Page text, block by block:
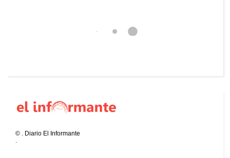
© . Diario El Informante
.